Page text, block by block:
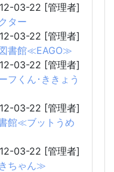
03-22 [管理者]
ター
03-22 [管理者]
書館≪EAGO≫
03-22 [管理者]
フくん･ききょう
03-22 [管理者]
館≪ブットうめ
03-22 [管理者]
ちゃん≫